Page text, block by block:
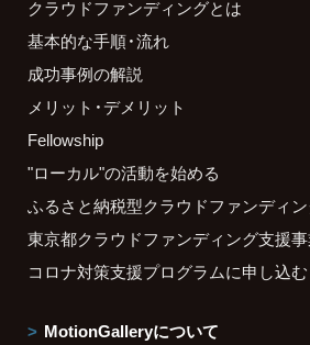
クラウドファンディングとは
基本的な手順・流れ
成功事例の解説
メリット・デメリット
Fellowship
"ローカル"の活動を始める
ふるさと納税型クラウドファンディ
東京都クラウドファンディング支援
コロナ対策支援プログラムに申し込む
MotionGalleryについて